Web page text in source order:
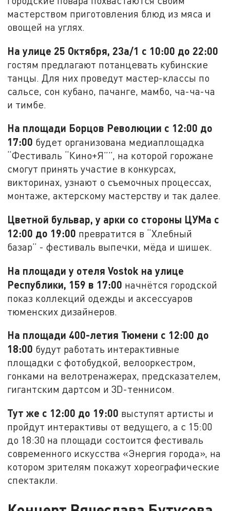
мастерством приготовления блюд из мяса и
овощей на углях.
На улице 25 Октября, 23а/1 с 10:00 до 22:00
гостям предлагают потанцевать кубинские
танцы. Для них проведут мастер-классы по
сальсе, сон кубано, пачанге, мамбо, ча-ча-ча
и тимбе.
На площади Борцов Революции с 12:00 до
17:00 будет организована медиаплощадка
“Фестиваль “Кино+Я””, на которой горожане
смогут принять участие в конкурсах,
викторинах, узнают о съемочных процессах,
монтаже, актерскому мастерству и так далее.
Цветной бульвар, у арки со стороны ЦУМа с
12:00 до 19:00 превратится в “Хлебный
базар” - фестиваль выпечки, мёда и шишек.
На площади у отеля Vostok на улице
Республики, 159 в 17:00 начнётся городской
показ коллекций одежды и аксессуаров
тюменских дизайнеров.
На площади 400-летия Тюмени с 12:00 до
18:00 будут работать интерактивные
площадки с фотобудкой, велооркестром,
гонками на велотренажерах, предсказателем,
гигантским дартсом и 3D-теннисом.
Тут же с 12:00 до 19:00 выступят артисты и
пройдут интерактивы от ведущего, а с 15:00
до 18:30 на площади состоится фестиваль
современного искусства «Энергия города», на
котором зрителям покажут хореографические
спектакли.